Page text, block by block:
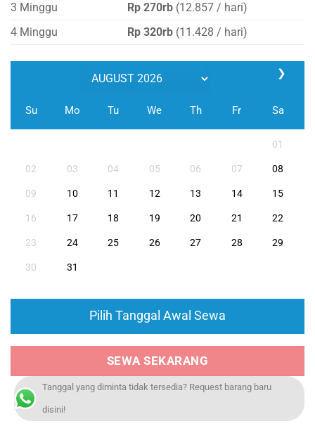
3 Minggu
Rp 270rb(12.857 / hari)
4 Minggu
Rp 320rb(11.428 / hari)
❯
Su Mo Tu We Th Fr Sa
01
02 03 04 05 06 07 08
09 10 11 12 13 14 15
16 17 18 19 20 21 22
23 24 25 26 27 28 29
30 31
Pilih Tanggal Awal Sewa
SEWA SEKARANG
Tanggal yang diminta tidak tersedia? Request barang baru
disini!